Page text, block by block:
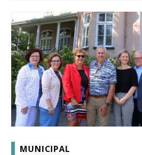
MUNICIPAL